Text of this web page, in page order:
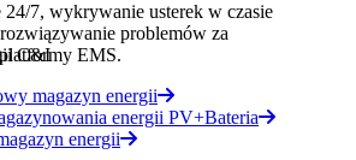
C&I
magazyn energii
energii PV+Bateria
energii
7, wykrywanie usterek w czasie
problemów za
EMS.